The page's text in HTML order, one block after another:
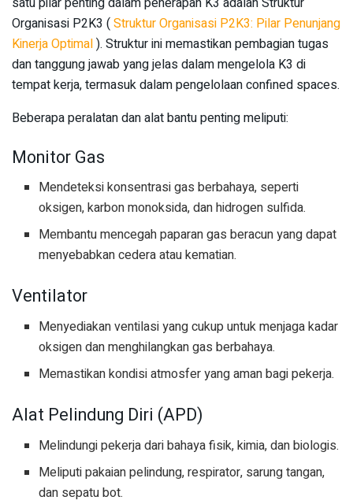
Organisasi P2K3 (Struktur Organisasi P2K3: Pilar Penunjang
Kinerja Optimal). Struktur ini memastikan pembagian tugas
dan tanggung jawab yang jelas dalam mengelola K3 di
tempat kerja, termasuk dalam pengelolaan confined spaces.
Beberapa peralatan dan alat bantu penting meliputi:
Monitor Gas
Mendeteksi konsentrasi gas berbahaya, seperti
oksigen, karbon monoksida, dan hidrogen sulfida.
Membantu mencegah paparan gas beracun yang dapat
menyebabkan cedera atau kematian.
Ventilator
Menyediakan ventilasi yang cukup untuk menjaga kadar
oksigen dan menghilangkan gas berbahaya.
Memastikan kondisi atmosfer yang aman bagi pekerja.
Alat Pelindung Diri (APD)
Melindungi pekerja dari bahaya fisik, kimia, dan biologis.
Meliputi pakaian pelindung, respirator, sarung tangan,
dan sepatu bot.